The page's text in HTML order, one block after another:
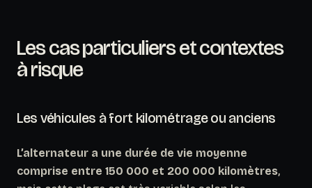
Les cas particuliers et contextes
à risque
Les véhicules à fort kilométrage ou anciens
L’alternateur a une durée de vie moyenne
comprise entre 150 000 et 200 000 kilomètres,